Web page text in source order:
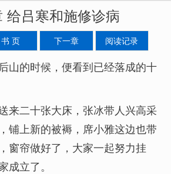
给吕寒和施修诊病
书 页 下一章 阅读记录
山的时候，便看到已经落成的十
来二十张大床，张冰带人兴高采
铺上新的被褥，席小雅这边也带
窗帘做好了，大家一起努力挂
成立了。